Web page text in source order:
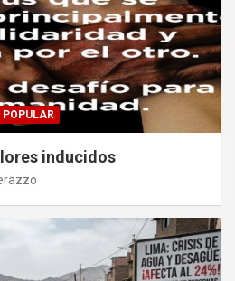
POPULAR
inducidos